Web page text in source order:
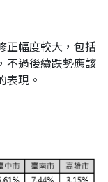
正幅度較大，包括
不過後續跌勢應該
表現。